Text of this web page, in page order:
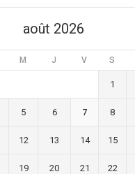
août 2026
M J V S
1
5 6 7 8
12 13 14 15
19 20 21 22